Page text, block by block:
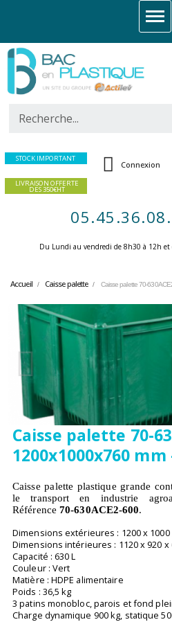
STOCK IMPORTANT
LIVRAISON OFFERTE
DES 350€HT
Connexion
Du Lundi au vendredi de 8h30 à 12h et
Accueil Caisse palette Caisse palette 70-
Caisse palette 70-
1200x1000x760
Caisse palette plastique grande
le transport en industrie
Référence 70-630ACE2-600.
Dimensions extérieures : 1200 x 1000
Dimensions intérieures : 1120 x 920 x
Capacité : 630 L
Couleur : Vert
Matière : HDPE alimentaire
Poids : 36,5 kg
3 patins monobloc, parois et fond
Charge dynamique 900 kg, statique